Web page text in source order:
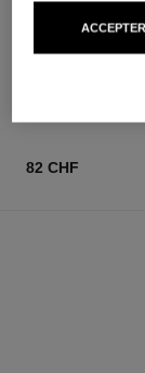
9 teintes
AJOUTER AU
82 CHF